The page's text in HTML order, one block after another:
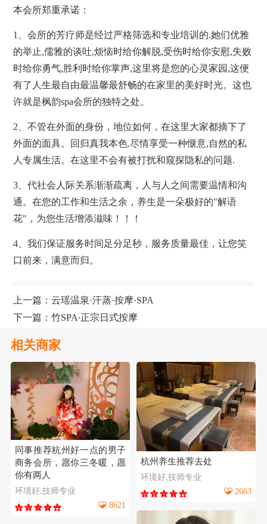
本会所郑重承诺：
1、会所的芳疗师是经过严格筛选和专业培训的.她们优雅
的举止,儒雅的谈吐,烦恼时给你解脱,受伤时给你安慰,失败
时给你勇气,胜利时给你掌声,这里将是您的心灵家园,这便
有了人生最自由最温馨最舒畅的在家里的美好时光。这也
许就是枫韵spa会所的独特之处。
2、不管在外面的身份，地位如何，在这里大家都摘下了
外面的面具。回归真我本色.尽情享受一种惬意,自然的私
人专属生活。在这里不会有被打扰和窥探隐私的问题.
3、代社会人际关系渐渐疏离，人与人之间需要温情和沟
通。在您的工作和生活之余，养生是一朵极好的"解语
花"，为您生活增添滋味！！！
4、我们保证服务时间足分足秒，服务质量最佳，让您笑
口前来，满意而归。
上一篇：云瑶温泉·汗蒸·按摩·SPA
下一篇：竹SPA∙正宗日式按摩
相关商家
同事推荐杭州好一点的男子
商务会所，愿你三冬暖，愿
你有两人
环境好,技师专业
8621
杭州养生推荐去处
环境好,技师专业
2663